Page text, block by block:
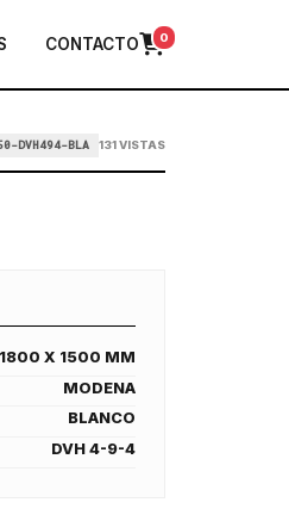
CONTACTO 0
DVH494-BLA 131 VISTAS
1800 X 1500 MM
MODENA
BLANCO
DVH 4-9-4